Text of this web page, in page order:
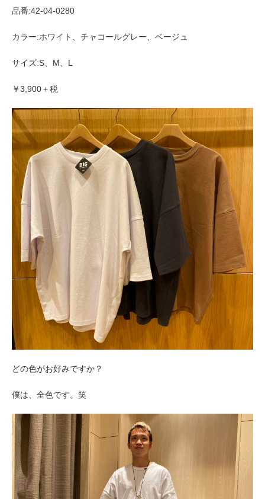
品番:42-04-0280
カラー:ホワイト、チャコールグレー、ベージュ
サイズ:S、M、L
￥3,900＋税
どの色がお好みですか？
僕は、全色です。笑